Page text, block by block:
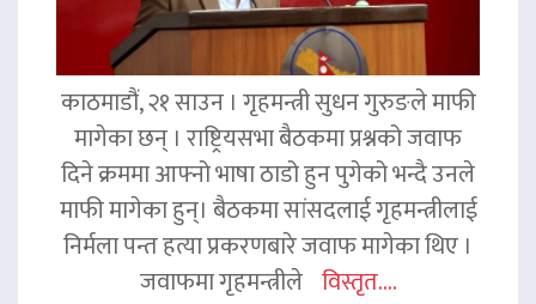
काठमाडौं, २१ साउन । गृहमन्त्री सुधन गुरुङले माफी
मागेका छन् । राष्ट्रियसभा बैठकमा प्रश्नको जवाफ
दिने क्रममा आफ्नो भाषा ठाडो हुन पुगेको भन्दै उनले
माफी मागेका हुन्। बैठकमा सांसदलाई गृहमन्त्रीलाई
निर्मला पन्त हत्या प्रकरणबारे जवाफ मागेका थिए ।
जवाफमा गृहमन्त्रीले विस्तृत....